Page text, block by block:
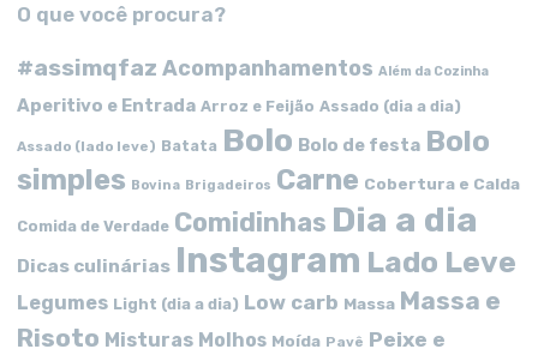
O que você procura?
#assimqfaz Acompanhamentos Além da Cozinha
Aperitivo e Entrada Arroz e Feijão Assado (dia a dia)
Assado (lado leve) Batata Bolo Bolo de festa Bolo
simples Bovina Brigadeiros Carne Cobertura e Calda
Comida de Verdade Comidinhas Dia a dia
Dicas culinárias Instagram Lado Leve
Legumes Light (dia a dia) Low carb Massa Massa e
Risoto Misturas Molhos Moída Pavê Peixe e